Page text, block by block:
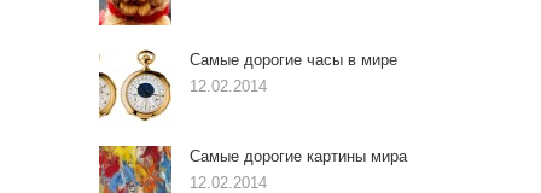
Самые дорогие часы в мире
12.02.2014
Самые дорогие картины мира
12.02.2014